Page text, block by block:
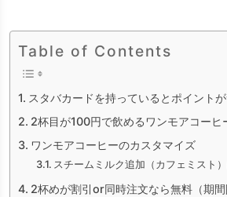
Table of Contents
スタバカードを持っているとポイントが
2杯目が100円で飲めるワンモアコーヒ
ワンモアコーヒーのカスタマイズ
スチームミルク追加（カフェミスト
2杯めが割引or同時注文なら無料（期